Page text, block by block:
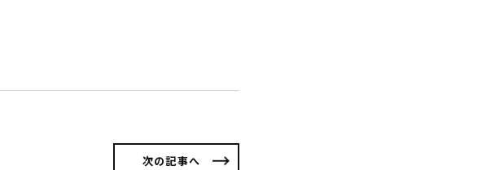
次の記事へ